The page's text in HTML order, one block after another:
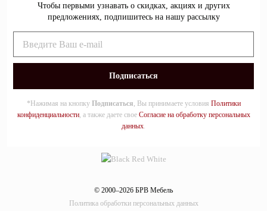
Чтобы первыми узнавать о скидках, акциях и других
предложениях, подпишитесь на нашу рассылку
*Нажимая на кнопку Подписаться, Вы принимаете условия Политики
конфиденциальности, а также даете свое Согласие на обработку персональных
данных.
© 2000–2026 БРВ Мебель
Политика обработки персональных данных